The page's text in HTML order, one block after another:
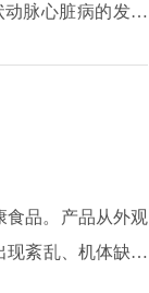
脉心脏病的发病
食品。产品从外观
现紊乱、机体缺乏